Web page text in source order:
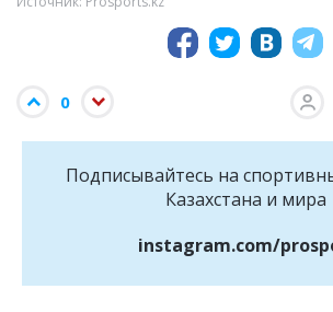
0
Подписывайтесь на
Казахстана и мира
instagram.com/